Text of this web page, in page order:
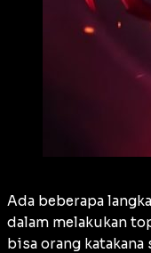
Ada beberapa
dalam melakukan
bisa orang katakana